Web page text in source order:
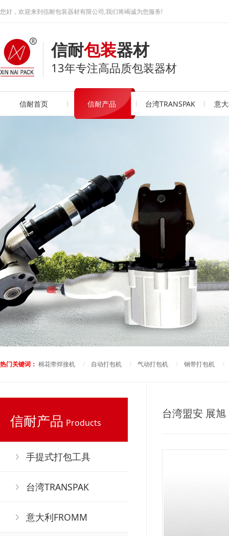
您好，欢迎来到信耐包装器材有限公司,我们将竭诚为您服务!
信耐包装器材
13年专注高品质包装器材
信耐首页 信耐产品 台湾TRANSPAK 意
热门关键词： 棉花带焊接机 / 自动打包机 / 气动打包机 / 钢带打包机
信耐产品 Products
手提式打包工具
台湾TRANSPAK
意大利FROMM
台湾盟安 展旭